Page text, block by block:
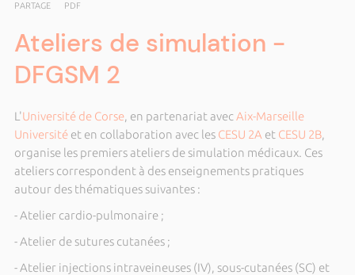
PARTAGE PDF
Ateliers de simulation -
DFGSM 2
L'Université de Corse, en partenariat avec Aix-Marseille
Universitéet en collaboration avec les CESU 2A et CESU 2B,
organise les premiers ateliers de simulation médicaux. Ces
ateliers correspondent à des enseignements pratiques
autour des thématiques suivantes :
- Atelier cardio-pulmonaire ;
- Atelier de sutures cutanées ;
- Atelier injections intraveineuses (IV), sous-cutanées (SC) et